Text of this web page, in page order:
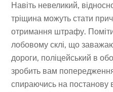
Навіть невеликий,
тріщина можуть стати
отримання штрафу.
лобовому склі, що
дороги, поліцейський в
зробить вам
спираючись на